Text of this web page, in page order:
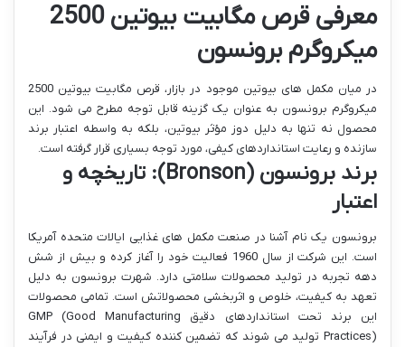
معرفی قرص مگابیت بیوتین 2500
میکروگرم برونسون
در میان مکمل های بیوتین موجود در بازار، قرص مگابیت بیوتین 2500
میکروگرم برونسون به عنوان یک گزینه قابل توجه مطرح می شود. این
محصول نه تنها به دلیل دوز مؤثر بیوتین، بلکه به واسطه اعتبار برند
سازنده و رعایت استانداردهای کیفی، مورد توجه بسیاری قرار گرفته است.
برند برونسون (Bronson): تاریخچه و
اعتبار
برونسون یک نام آشنا در صنعت مکمل های غذایی ایالات متحده آمریکا
است. این شرکت از سال 1960 فعالیت خود را آغاز کرده و بیش از شش
دهه تجربه در تولید محصولات سلامتی دارد. شهرت برونسون به دلیل
تعهد به کیفیت، خلوص و اثربخشی محصولاتش است. تمامی محصولات
این برند تحت استانداردهای دقیق GMP (Good Manufacturing
Practices) تولید می شوند که تضمین کننده کیفیت و ایمنی در فرآیند